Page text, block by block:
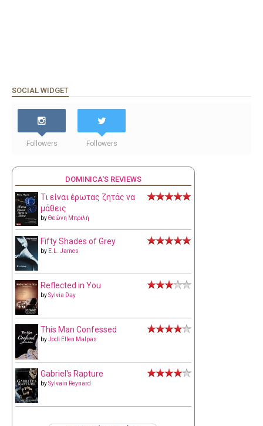
SOCIAL WIDGET
Followers Followers
DOMINICA'S REVIEWS
Τι είναι έρωτας ζητάς να
μάθεις
byΘεώνη Μπριλή
Fifty Shades of Grey
by E.L. James
Reflected in You
bySylvia Day
This Man Confessed
byJodi Ellen Malpas
Gabriel's Rapture
bySylvain Reynard